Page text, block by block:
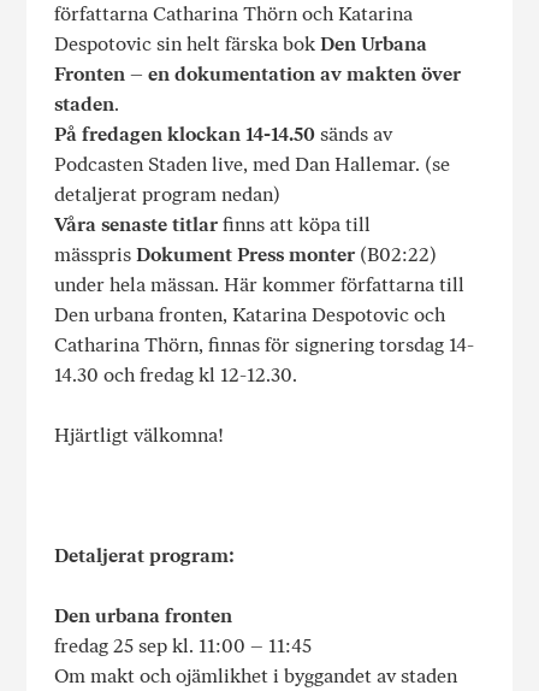
författarna Catharina Thörn och Katarina
Despotovic sin helt färska bok Den Urbana
Fronten – en dokumentation av makten över
staden.
På fredagen klockan 14-14.50sänds av
Podcasten Staden live, med Dan Hallemar. (se
detaljerat program nedan)
Våra senaste titlarfinns att köpa till
mässprisDokument Press monter(B02:22)
under hela mässan. Här kommer författarna till
Den urbana fronten, Katarina Despotovic och
Catharina Thörn, finnas för signering torsdag 14-
14.30 och fredag kl 12-12.30.
Hjärtligt välkomna!
Detaljerat program:
Den urbana fronten
fredag 25 sep kl. 11:00 – 11:45
Om makt och ojämlikhet i byggandet av staden